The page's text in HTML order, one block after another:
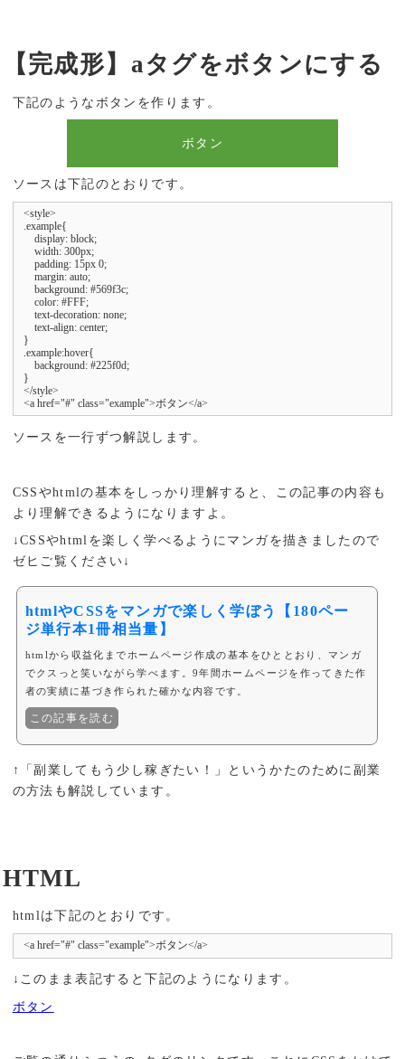
【完成形】aタグをボタンにする
下記のようなボタンを作ります。
ボタン
ソースは下記のとおりです。
<style>
.example{
    display: block;
    width: 300px;
    padding: 15px 0;
    margin: auto;
    background: #569f3c;
    color: #FFF;
    text-decoration: none;
    text-align: center;
}
.example:hover{
    background: #225f0d;
}
</style>
<a href="#" class="example">ボタン</a>
ソースを一行ずつ解説します。
CSSやhtmlの基本をしっかり理解すると、この記事の内容も
より理解できるようになりますよ。
↓CSSやhtmlを楽しく学べるようにマンガを描きましたので
ゼヒご覧ください↓
htmlやCSSをマンガで楽しく学ぼう【180ペー
ジ単行本1冊相当量】
htmlから収益化までホームページ作成の基本をひととおり、マンガ
でクスっと笑いながら学べます。9年間ホームページを作ってきた作
者の実績に基づき作られた確かな内容です。
この記事を読む
↑「副業してもう少し稼ぎたい！」というかたのために副業
の方法も解説しています。
HTML
htmlは下記のとおりです。
<a href="#" class="example">ボタン</a>
↓このまま表記すると下記のようになります。
ボタン